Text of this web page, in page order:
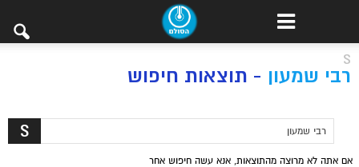
S
רבי שמעון - תוצאות חיפוש
אם אתה לא מרוצה מהתוצאות, אנא עשה חיפוש אחר